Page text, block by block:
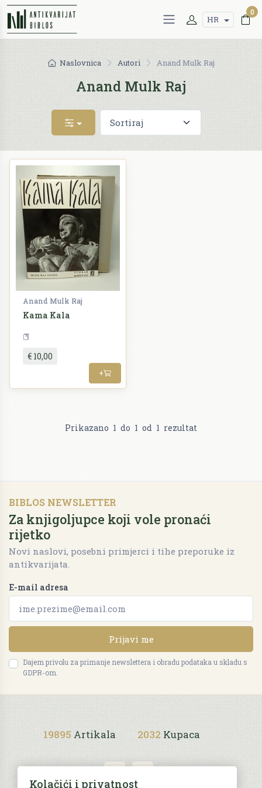
HR
0
Naslovnica Autori Anand Mulk Raj
Anand Mulk Raj
Anand Mulk Raj
Kama Kala
€ 10,00
+
Prikazano 1 do 1 od 1 rezultat
BIBLOS NEWSLETTER
Za knjigoljupce koji vole pronaći
rijetko
Novi naslovi, posebni primjerci i tihe preporuke iz
antikvarijata.
E-mail adresa
Prijavi me
Dajem privolu za primanje newslettera i obradu podataka u skladu s
GDPR-om.
19895 Artikala 2032 Kupaca
Kolačići i privatnost